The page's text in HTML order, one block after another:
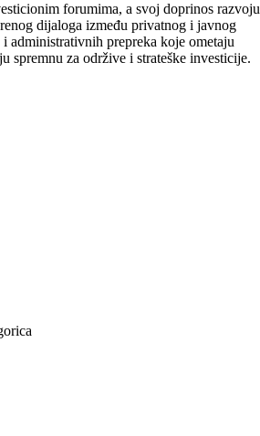
forumima, a svoj doprinos razvoju
dijaloga između privatnog i javnog
administrativnih prepreka koje ometaju
spremnu za održive i strateške investicije.